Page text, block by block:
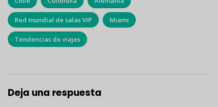
Red mundial de salas VIP Miami
Tendencias de viajes
Deja una respuesta